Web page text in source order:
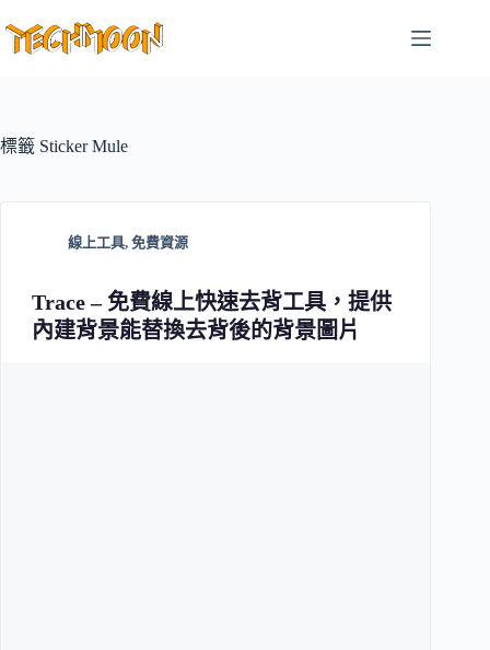
至
容
標籤 Sticker Mule
線上工具, 免費資源
Trace – 免費線上快速去背工具，提供
內建背景能替換去背後的背景圖片